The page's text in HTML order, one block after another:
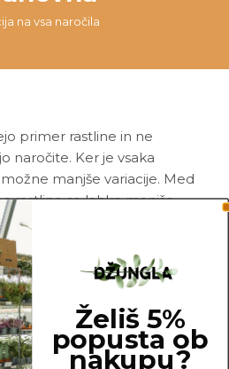
na vsa naročila
primer rastline in ne
naročite. Ker je vsaka
manjše variacije. Med
rastlino so lahko manjše
številu listov, vej,
rastline skrbno
da gredo na pot
izdelku na fotografiji.
v plastičnih sadilnih
Želiš 5%
popusta ob
nakupu?